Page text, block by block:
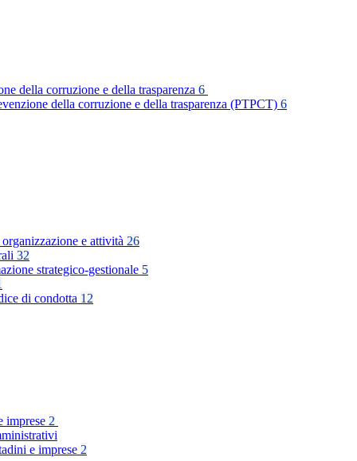
della corruzione e della trasparenza 6
della corruzione e della trasparenza (PTPCT) 6
e attività 26
32
strategico-gestionale 5
di condotta 12
imprese 2
e imprese 2